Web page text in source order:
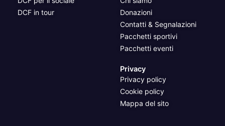
DCF in tour
Donazioni
Contatti & Segnalazioni
Pacchetti sportivi
Pacchetti eventi
Privacy
Privacy policy
Cookie policy
Mappa del sito